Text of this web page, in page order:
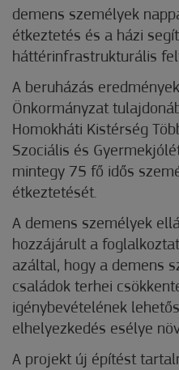
demens személyek
étkeztetés és a házi
háttérinfrastrukturális
A beruházás
Önkormányzat
Homokháti Kistérség
Szociális és
mintegy 75 fő idős
étkeztetését.
A demens személyek
hozzájárult a
azáltal, hogy a demens
családok terhei
igénybevételének
elhelyezkedés esélye
A projekt új építést